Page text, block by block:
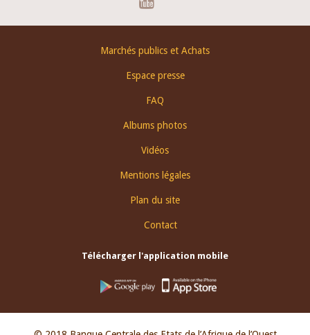
Marchés publics et Achats
Espace presse
FAQ
Albums photos
Vidéos
Mentions légales
Plan du site
Contact
Télécharger l'application mobile